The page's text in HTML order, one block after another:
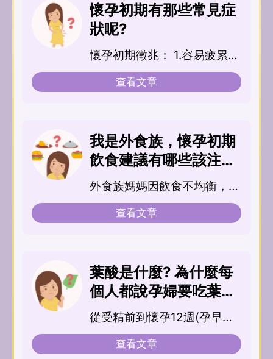
懷孕初期有那些常見症
狀呢?
懷孕初期徵兆： 1.容易疲累、
倦怠 ：受到懷孕荷爾蒙影...
查看文章
我是外食族，懷孕初期
飲食建議有哪些該注意
的地方，才對寶寶比較
好？
外食族媽媽因飲食不均衡，容
易缺乏ㄧ些營養素，如...
查看文章
葉酸是什麼? 為什麼每
個人都說孕婦要吃葉
酸？葉酸是孕婦必備營
養?
從受精前到懷孕12週(孕早
期)，充足的...
查看文章